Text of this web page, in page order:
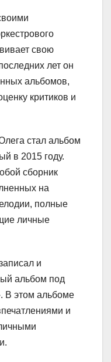
свою
лет он
альбомов,
критиков и
стал альбом
в 2015 году.
сборник
на
полные
личные
и
альбом под
В этом альбоме
и